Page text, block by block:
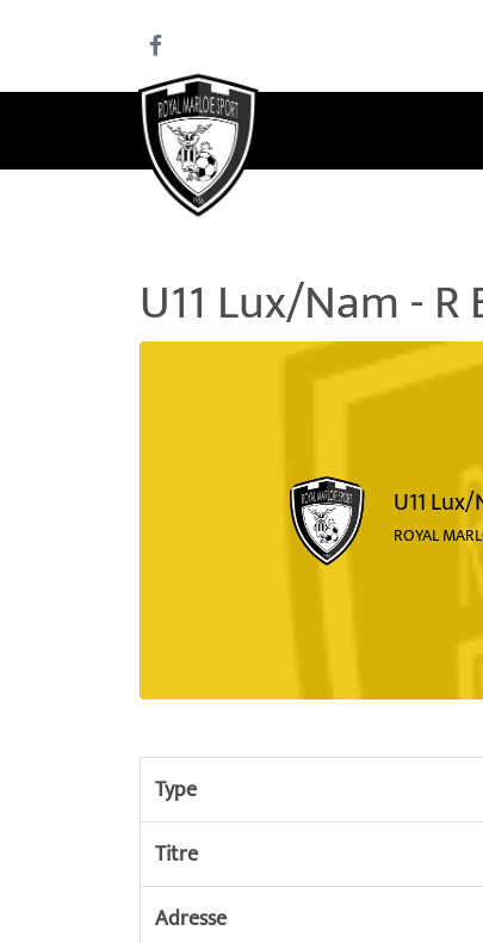
U11 Lux/Nam -
U11
ROYAL
Type
Titre
Adresse